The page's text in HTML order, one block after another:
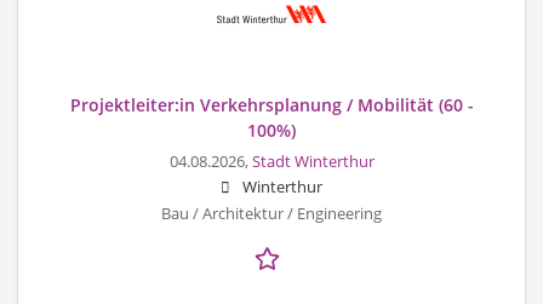
Projektleiter:in Verkehrsplanung / Mobilität (60 -
100%)
04.08.2026,Stadt Winterthur
Winterthur
Bau / Architektur / Engineering